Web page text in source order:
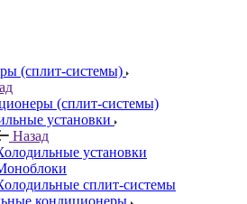
(сплит-системы)
(сплит-системы)
установки
Назад
установки
сплит-системы
кондиционеры